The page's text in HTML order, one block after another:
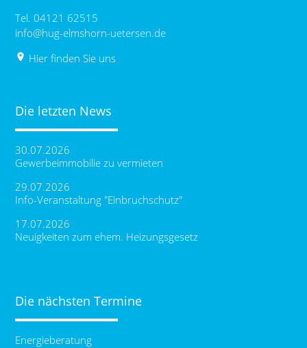
Tel. 04121 62515
info@hug-elmshorn-uetersen.de
place Hier finden Sie uns
Die letzten News
30.07.2026
Gewerbeimmobilie zu vermieten
29.07.2026
Info-Veranstaltung "Einbruchschutz"
17.07.2026
Neuigkeiten zum ehem. Heizungsgesetz
Die nächsten Termine
Energieberatung